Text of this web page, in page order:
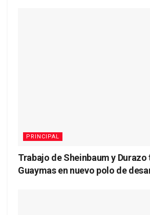
PRINCIPAL
Trabajo de Sheinbaum y
Guaymas en nuevo polo de